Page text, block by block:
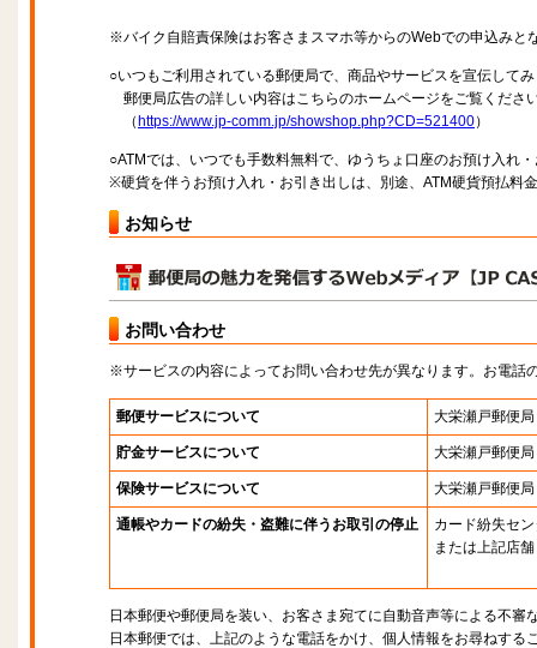
※バイク自賠責保険はお客さまスマホ等からのWebでの申込みと
○いつもご利用されている郵便局で、商品やサービスを宣伝して
郵便局広告の詳しい内容はこちらのホームページをご覧くださ
（ https://www.jp-comm.jp/showshop.php?CD=521400）
○ATMでは、いつでも手数料無料で、ゆうちょ口座のお預け入れ
※硬貨を伴うお預け入れ・お引き出しは、別途、ATM硬貨預払料
お知らせ
お問い合わせ
※サービスの内容によってお問い合わせ先が異なります。お電話
郵便サービスについて 大栄瀬戸郵便局
貯金サービスについて 大栄瀬戸郵便局
保険サービスについて 大栄瀬戸郵便局
通帳やカードの紛失・盗難に伴うお取引の停止
カード紛失セ
または上記店舗
日本郵便や郵便局を装い、お客さま宛てに自動音声等による不審
日本郵便では、上記のような電話をかけ、個人情報をお尋ねする